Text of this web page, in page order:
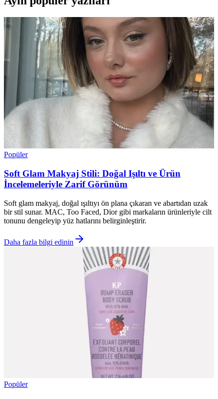
Popüler
Soft Glam Makyaj Stili: Doğal Işıltı ve Ürün
İncelemeleriyle Zarif Görünüm
Soft glam makyaj, doğal ışıltıyı ön plana çıkaran ve abartıdan uzak
bir stil sunar. MAC, Too Faced, Dior gibi markaların ürünleriyle cilt
tonunu dengeleyip yüz hatlarını belirginleştirir.
Daha fazla bilgi edinin
Popüler